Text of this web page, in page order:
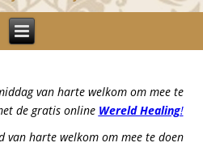
van harte welkom om mee te
de gratis online Wereld Healing!
van harte welkom om mee te doen